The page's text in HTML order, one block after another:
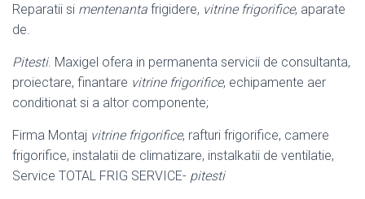
Reparatii si mentenanta frigidere, vitrine frigorifice, aparate
de.
Pitesti. Maxigel ofera in permanenta servicii de consultanta,
proiectare, finantare vitrine frigorifice, echipamente aer
conditionat si a altor componente;
Firma Montaj vitrine frigorifice, rafturi frigorifice, camere
frigorifice, instalatii de climatizare, instalkatii de ventilatie,
Service TOTAL FRIG SERVICE- pitesti